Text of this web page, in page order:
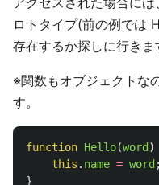
ロトタイプ(前の例では
存在するか探しに行きま
※関数もオブジェクトな
す。
function Hello(word )
this . name = word ;
}